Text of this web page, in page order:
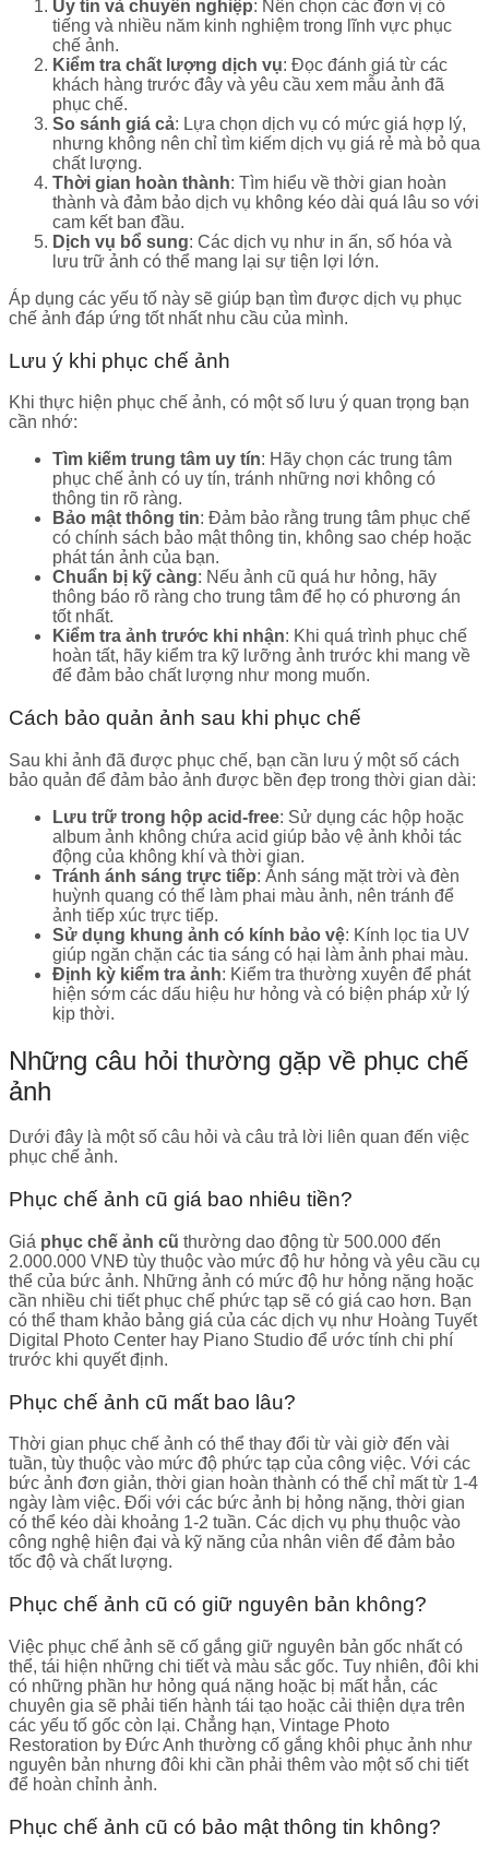
Uy tín và chuyên nghiệp: Nên chọn các đơn vị có
tiếng và nhiều năm kinh nghiệm trong lĩnh vực phục
chế ảnh.
Kiểm tra chất lượng dịch vụ: Đọc đánh giá từ các
khách hàng trước đây và yêu cầu xem mẫu ảnh đã
phục chế.
So sánh giá cả: Lựa chọn dịch vụ có mức giá hợp lý,
nhưng không nên chỉ tìm kiếm dịch vụ giá rẻ mà bỏ qua
chất lượng.
Thời gian hoàn thành: Tìm hiểu về thời gian hoàn
thành và đảm bảo dịch vụ không kéo dài quá lâu so với
cam kết ban đầu.
Dịch vụ bổ sung: Các dịch vụ như in ấn, số hóa và
lưu trữ ảnh có thể mang lại sự tiện lợi lớn.
Áp dụng các yếu tố này sẽ giúp bạn tìm được dịch vụ phục
chế ảnh đáp ứng tốt nhất nhu cầu của mình.
Lưu ý khi phục chế ảnh
Khi thực hiện phục chế ảnh, có một số lưu ý quan trọng bạn
cần nhớ:
Tìm kiếm trung tâm uy tín: Hãy chọn các trung tâm
phục chế ảnh có uy tín, tránh những nơi không có
thông tin rõ ràng.
Bảo mật thông tin: Đảm bảo rằng trung tâm phục chế
có chính sách bảo mật thông tin, không sao chép hoặc
phát tán ảnh của bạn.
Chuẩn bị kỹ càng: Nếu ảnh cũ quá hư hỏng, hãy
thông báo rõ ràng cho trung tâm để họ có phương án
tốt nhất.
Kiểm tra ảnh trước khi nhận: Khi quá trình phục chế
hoàn tất, hãy kiểm tra kỹ lưỡng ảnh trước khi mang về
để đảm bảo chất lượng như mong muốn.
Cách bảo quản ảnh sau khi phục chế
Sau khi ảnh đã được phục chế, bạn cần lưu ý một số cách
bảo quản để đảm bảo ảnh được bền đẹp trong thời gian dài:
Lưu trữ trong hộp acid-free: Sử dụng các hộp hoặc
album ảnh không chứa acid giúp bảo vệ ảnh khỏi tác
động của không khí và thời gian.
Tránh ánh sáng trực tiếp: Ánh sáng mặt trời và đèn
huỳnh quang có thể làm phai màu ảnh, nên tránh để
ảnh tiếp xúc trực tiếp.
Sử dụng khung ảnh có kính bảo vệ: Kính lọc tia UV
giúp ngăn chặn các tia sáng có hại làm ảnh phai màu.
Định kỳ kiểm tra ảnh: Kiểm tra thường xuyên để phát
hiện sớm các dấu hiệu hư hỏng và có biện pháp xử lý
kịp thời.
Những câu hỏi thường gặp về phục chế
ảnh
Dưới đây là một số câu hỏi và câu trả lời liên quan đến việc
phục chế ảnh.
Phục chế ảnh cũ giá bao nhiêu tiền?
Giá phục chế ảnh cũ thường dao động từ 500.000 đến
2.000.000 VNĐ tùy thuộc vào mức độ hư hỏng và yêu cầu cụ
thể của bức ảnh. Những ảnh có mức độ hư hỏng nặng hoặc
cần nhiều chi tiết phục chế phức tạp sẽ có giá cao hơn. Bạn
có thể tham khảo bảng giá của các dịch vụ như Hoàng Tuyết
Digital Photo Center hay Piano Studio để ước tính chi phí
trước khi quyết định.
Phục chế ảnh cũ mất bao lâu?
Thời gian phục chế ảnh có thể thay đổi từ vài giờ đến vài
tuần, tùy thuộc vào mức độ phức tạp của công việc. Với các
bức ảnh đơn giản, thời gian hoàn thành có thể chỉ mất từ 1-4
ngày làm việc. Đối với các bức ảnh bị hỏng nặng, thời gian
có thể kéo dài khoảng 1-2 tuần. Các dịch vụ phụ thuộc vào
công nghệ hiện đại và kỹ năng của nhân viên để đảm bảo
tốc độ và chất lượng.
Phục chế ảnh cũ có giữ nguyên bản không?
Việc phục chế ảnh sẽ cố gắng giữ nguyên bản gốc nhất có
thể, tái hiện những chi tiết và màu sắc gốc. Tuy nhiên, đôi khi
có những phần hư hỏng quá nặng hoặc bị mất hẳn, các
chuyên gia sẽ phải tiến hành tái tạo hoặc cải thiện dựa trên
các yếu tố gốc còn lại. Chẳng hạn, Vintage Photo
Restoration by Đức Anh thường cố gắng khôi phục ảnh như
nguyên bản nhưng đôi khi cần phải thêm vào một số chi tiết
để hoàn chỉnh ảnh.
Phục chế ảnh cũ có bảo mật thông tin không?